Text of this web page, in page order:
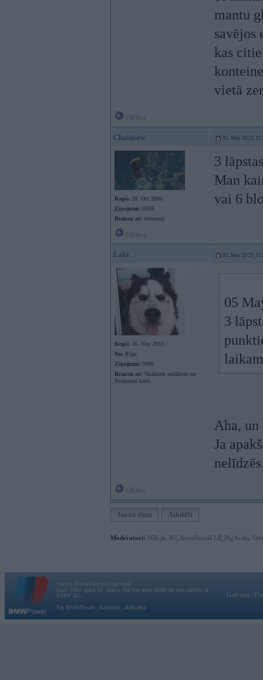
mantu
savējos
kas
vietā
Chainsaw 05. May 2023,
Kopš: 28. Oct 2006
Ziņojumi: 6569
Braucu ar: trimmeri
3
Man
vai 6
Lala 05. May 2023,
Kopš: 16. Nov 2011
No: Rīga
Ziņojumi: 3498
Braucu ar: Visādiem pedāļiem un
Svensonu kasti.
05
3
Aha,
Ja
Jauna tēma Atbildēt
Moderatori: 968-jk AV AiwaShuraLLP, BigArchi
Vortāls BMWPower.lv darbojas
kopš 2002. gada 14. maija. Tas nav auto klubs un nav saistīts ar
BMW AG.
Par BMWPower
Kontakti Reklāma
Galvena